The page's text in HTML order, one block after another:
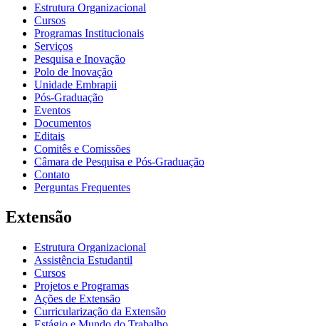
Estrutura Organizacional
Cursos
Programas Institucionais
Serviços
Pesquisa e Inovação
Polo de Inovação
Unidade Embrapii
Pós-Graduação
Eventos
Documentos
Editais
Comitês e Comissões
Câmara de Pesquisa e Pós-Graduação
Contato
Perguntas Frequentes
Extensão
Estrutura Organizacional
Assistência Estudantil
Cursos
Projetos e Programas
Ações de Extensão
Curricularização da Extensão